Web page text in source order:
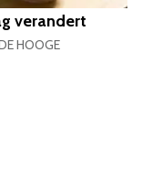
verandert
HOOGE